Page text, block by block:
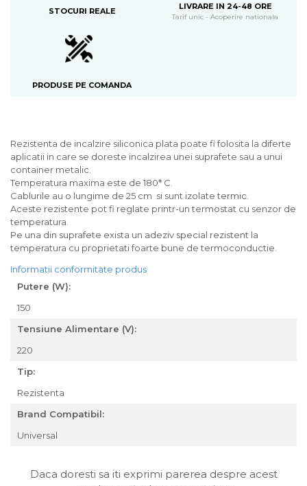
STOCURI REALE
LIVRARE IN 24-48 ORE
Tarif unic - Acoperire nationala
PRODUSE PE COMANDA
Rezistenta de incalzire siliconica plata poate fi folosita la diferte
aplicatii in care se doreste incalzirea unei suprafete sau a unui
container metalic.
Temperatura maxima este de 180* C.
Cablurile au o lungime de 25 cm si sunt izolate termic.
Aceste rezistente pot fi reglate printr-un termostat cu senzor de
temperatura.
Pe una din suprafete exista un adeziv special rezistent la
temperatura cu proprietati foarte bune de termoconductie.
Informatii conformitate produs
Putere (W):
150
Tensiune Alimentare (V):
220
Tip:
Rezistenta
Brand Compatibil:
Universal
Daca doresti sa iti exprimi parerea despre acest